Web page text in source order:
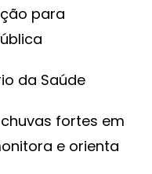
para
da Saúde